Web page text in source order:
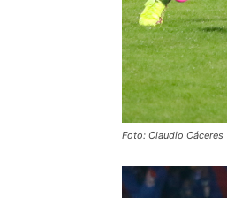
Foto: Claudio Cáceres